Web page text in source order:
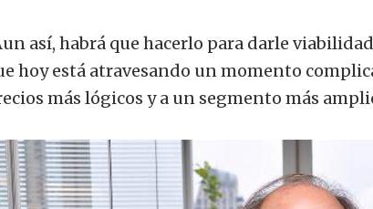
así, habrá que hacerlo para darle
hoy está atravesando un momento
más lógicos y a un segmento más